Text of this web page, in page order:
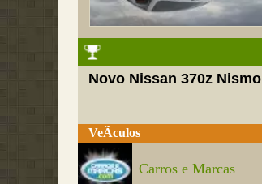
Novo Nissan 370z Nismo
VeÃ­culos
Carros e Marcas